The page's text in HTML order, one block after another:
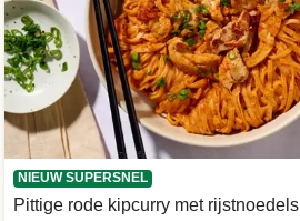
NIEUW SUPERSNEL
Pittige rode kipcurry met rijstnoedels